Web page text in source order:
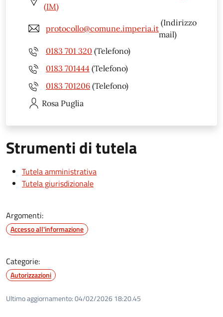
(IM)
protocollo@comune.imperia.it
(Indirizzo
mail)
0183 701 320 (Telefono)
0183 701444 (Telefono)
0183 701206 (Telefono)
Rosa Puglia
Strumenti di tutela
Tutela amministrativa
Tutela giurisdizionale
Argomenti:
Accesso all'informazione
Categorie:
Autorizzazioni
Ultimo aggiornamento:04/02/2026 18:20.45